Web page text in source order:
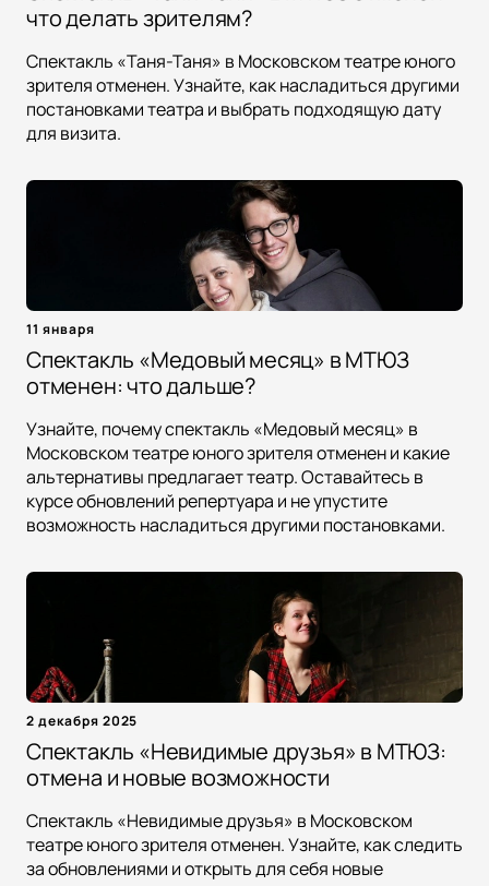
что делать зрителям?
Спектакль «Таня-Таня» в Московском театре юного
зрителя отменен. Узнайте, как насладиться другими
постановками театра и выбрать подходящую дату
для визита.
11 января
Спектакль «Медовый месяц» в МТЮЗ
отменен: что дальше?
Узнайте, почему спектакль «Медовый месяц» в
Московском театре юного зрителя отменен и какие
альтернативы предлагает театр. Оставайтесь в
курсе обновлений репертуара и не упустите
возможность насладиться другими постановками.
2 декабря 2025
Спектакль «Невидимые друзья» в МТЮЗ:
отмена и новые возможности
Спектакль «Невидимые друзья» в Московском
театре юного зрителя отменен. Узнайте, как следить
за обновлениями и открыть для себя новые